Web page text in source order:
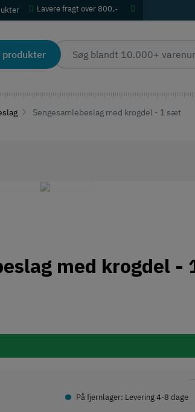
Lavere fragt over 800,-
Sengesamlebeslag med krogdel - 1 sæt
med krogdel -
• På fjernlager: Levering 4-8 dage